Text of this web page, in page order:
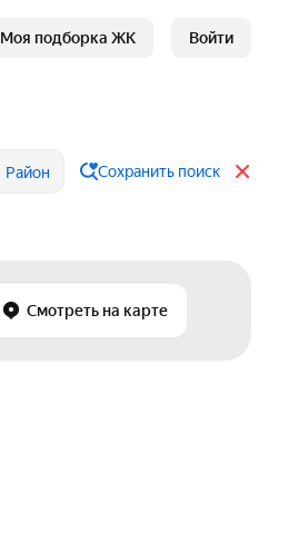
Моя подборка ЖК Войти
Район Сохранить поиск
Смотреть на карте